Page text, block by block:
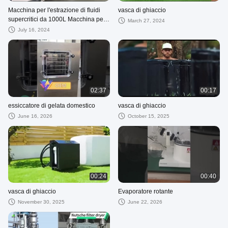
Macchina per l'estrazione di fluidi
supercritici da 1000L Macchina per
il CO2 supercritica da laboratorio
July 16, 2024
vasca di ghiaccio
March 27, 2024
02:37
essiccatore di gelata domestico
June 16, 2026
00:17
vasca di ghiaccio
October 15, 2025
00:24
vasca di ghiaccio
November 30, 2025
00:40
Evaporatore rotante
June 22, 2026